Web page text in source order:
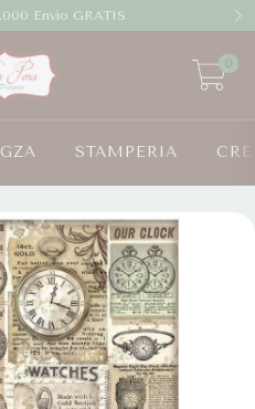
Envío GRATIS
0
STAMPERIA